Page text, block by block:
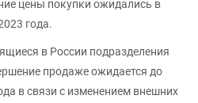
цены покупки ожидались в
года.
в России подразделения
продаже ожидается до
в связи с изменением внешних